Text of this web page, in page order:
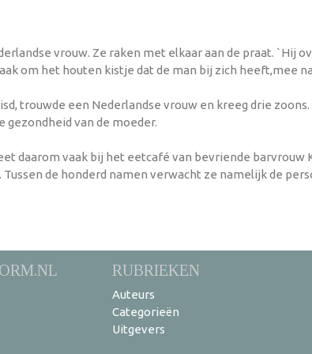
vrouw. Ze raken met elkaar aan de praat. `Hij
om het houten kistje dat de man bij zich heeft,mee
trouwde een Nederlandse vrouw en kreeg drie
gezondheid van de moeder.
daarom vaak bij het eetcafé van bevriende barvrouw
de honderd namen verwacht ze namelijk de
RUBRIEKEN
Auteurs
Categorieën
Uitgevers